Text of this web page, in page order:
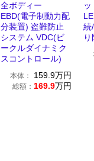
全ボディー
EBD(電子制動力配
分装置) 盗難防止
システム VDC(ビ
ークルダイナミク
スコントロール)
本体： 159.9万円
総額： 169.9万円
続